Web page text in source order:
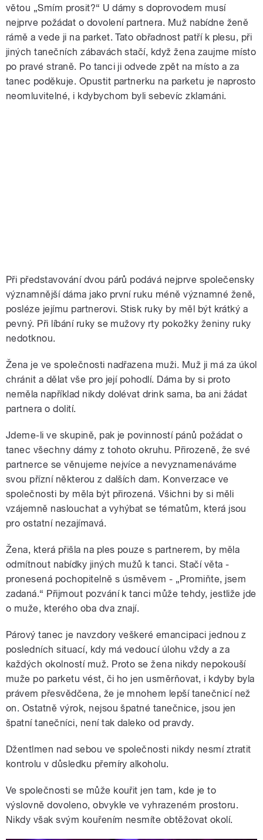
větou „Smím prosit?“ U dámy s doprovodem musí
nejprve požádat o dovolení partnera. Muž nabídne ženě
rámě a vede ji na parket. Tato obřadnost patří k plesu, při
jiných tanečních zábavách stačí, když žena zaujme místo
po pravé straně. Po tanci ji odvede zpět na místo a za
tanec poděkuje. Opustit partnerku na parketu je naprosto
neomluvitelné, i kdybychom byli sebevíc zklamáni.
Při představování dvou párů podává nejprve společensky
významnější dáma jako první ruku méně významné ženě,
posléze jejímu partnerovi. Stisk ruky by měl být krátký a
pevný. Při líbání ruky se mužovy rty pokožky ženiny ruky
nedotknou.
Žena je ve společnosti nadřazena muži. Muž ji má za úkol
chránit a dělat vše pro její pohodlí. Dáma by si proto
neměla například nikdy dolévat drink sama, ba ani žádat
partnera o dolití.
Jdeme-li ve skupině, pak je povinností pánů požádat o
tanec všechny dámy z tohoto okruhu. Přirozeně, že své
partnerce se věnujeme nejvíce a nevyznamenáváme
svou přízní některou z dalších dam. Konverzace ve
společnosti by měla být přirozená. Všichni by si měli
vzájemně naslouchat a vyhýbat se tématům, která jsou
pro ostatní nezajímavá.
Žena, která přišla na ples pouze s partnerem, by měla
odmítnout nabídky jiných mužů k tanci. Stačí věta -
pronesená pochopitelně s úsměvem - „Promiňte, jsem
zadaná.“ Přijmout pozvání k tanci může tehdy, jestliže jde
o muže, kterého oba dva znají.
Párový tanec je navzdory veškeré emancipaci jednou z
posledních situací, kdy má vedoucí úlohu vždy a za
každých okolností muž. Proto se žena nikdy nepokouší
muže po parketu vést, či ho jen usměrňovat, i kdyby byla
právem přesvědčena, že je mnohem lepší tanečnicí než
on. Ostatně výrok, nejsou špatné tanečnice, jsou jen
špatní tanečníci, není tak daleko od pravdy.
Džentlmen nad sebou ve společnosti nikdy nesmí ztratit
kontrolu v důsledku přemíry alkoholu.
Ve společnosti se může kouřit jen tam, kde je to
výslovně dovoleno, obvykle ve vyhrazeném prostoru.
Nikdy však svým kouřením nesmíte obtěžovat okolí.